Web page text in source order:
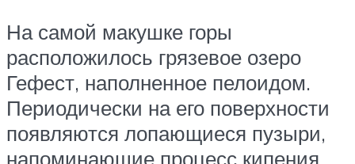
На самой макушке горы
расположилось грязевое озеро
Гефест, наполненное пелоидом.
Периодически на его поверхности
появляются лопающиеся пузыри,
напоминающие процесс кипения.